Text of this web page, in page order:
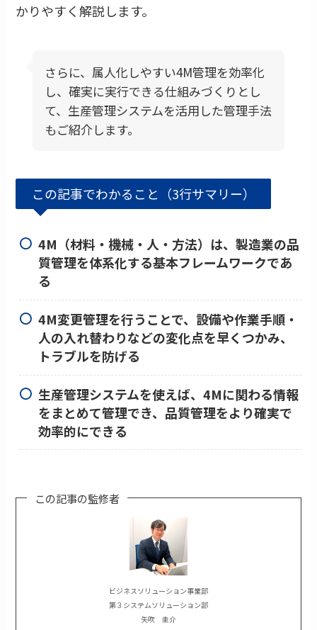
かりやすく解説します。
さらに、属人化しやすい4M管理を効率化
し、確実に実行できる仕組みづくりとし
て、生産管理システムを活用した管理手法
もご紹介します。
この記事でわかること（3行サマリー）
4M（材料・機械・人・方法）は、製造業の品
質管理を体系化する基本フレームワークであ
る
4M変更管理を行うことで、設備や作業手順・
人の入れ替わりなどの変化点を早くつかみ、
トラブルを防げる
生産管理システムを使えば、4Mに関わる情報
をまとめて管理でき、品質管理をより確実で
効率的にできる
この記事の監修者
ビジネスソリューション事業部
第３システムソリューション部
矢吹 圭介